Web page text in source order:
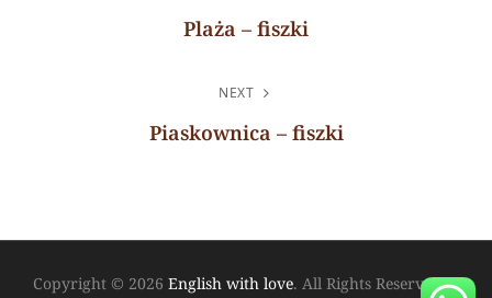
T
Plaża – fiszki
NEXT
Piaskownica – fiszki
Copyright © 2026 English with love. All Rights Reserved.|